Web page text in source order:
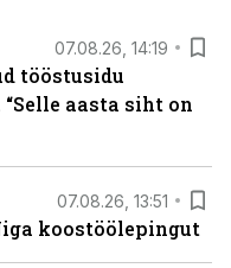
07.08.26, 14:19
tööstusidu
aasta siht on
07.08.26, 13:51
koostöölepingut